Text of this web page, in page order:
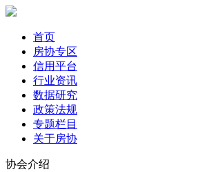
首页
房协专区
信用平台
行业资讯
数据研究
政策法规
专题栏目
关于房协
协会介绍